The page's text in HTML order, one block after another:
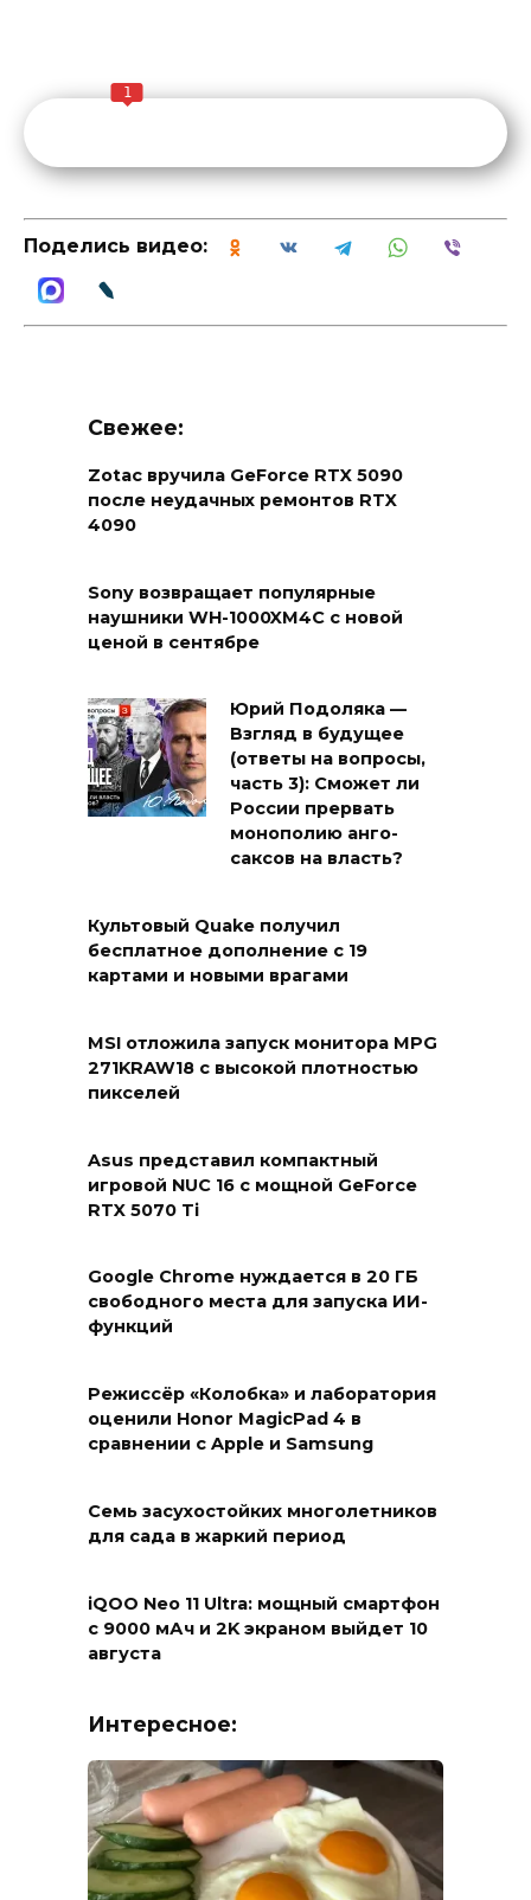
1
Поделись видео:
Свежее:
Zotac вручила GeForce RTX 5090
после неудачных ремонтов RTX
4090
Sony возвращает популярные
наушники WH-1000XM4C с новой
ценой в сентябре
Юрий Подоляка —
Взгляд в будущее
(ответы на вопросы,
часть 3): Сможет ли
России прервать
монополию анго-
саксов на власть?
Культовый Quake получил
бесплатное дополнение с 19
картами и новыми врагами
MSI отложила запуск монитора MPG
271KRAW18 с высокой плотностью
пикселей
Asus представил компактный
игровой NUC 16 с мощной GeForce
RTX 5070 Ti
Google Chrome нуждается в 20 ГБ
свободного места для запуска ИИ-
функций
Режиссёр «Колобка» и лаборатория
оценили Honor MagicPad 4 в
сравнении с Apple и Samsung
Семь засухостойких многолетников
для сада в жаркий период
iQOO Neo 11 Ultra: мощный смартфон
с 9000 мАч и 2K экраном выйдет 10
августа
Интересное: